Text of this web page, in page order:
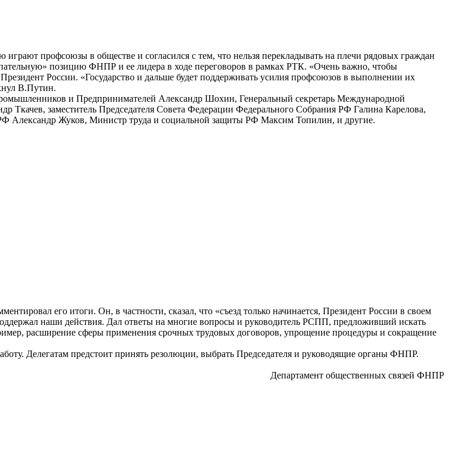
профсоюзы в обществе и согласился с тем, что нельзя перекладывать на плечи рядовых граждан
позицию ФНПР и ее лидера в ходе переговоров в рамках РТК. «Очень важно, чтобы
России. «Государство и дальше будет поддерживать усилия профсоюзов в выполнении их
В.Путин.
и Предпринимателей Александр Шохин, Генеральный секретарь Международной
Ткачев, заместитель Председателя Совета Федерации Федерального Собрания РФ Галина Карелова,
Александр Жуков, Министр труда и социальной защиты РФ Максим Топилин, и другие.
его итоги. Он, в частности, сказал, что «съезд только начинается, Президент России в своем
наши действия. Дал ответы на многие вопросы и руководитель РСПП, предложивший искать
расширение сферы применения срочных трудовых договоров, упрощение процедуры и сокращение
Делегатам предстоит принять резолюции, выбрать Председателя и руководящие органы ФНПР.
Департамент общественных связей ФНПР